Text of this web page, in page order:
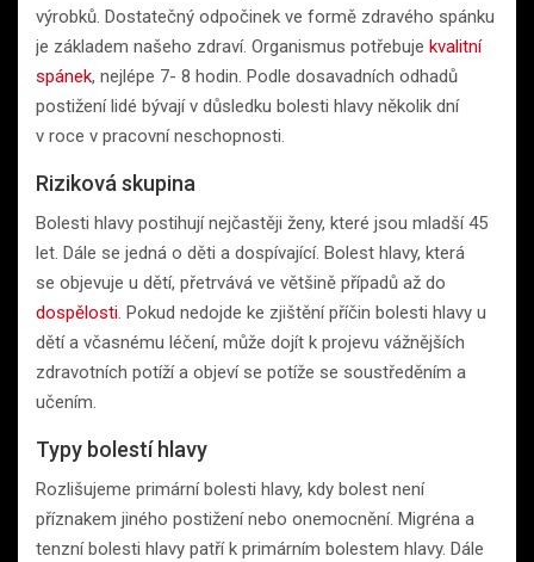
výrobků. Dostatečný odpočinek ve formě zdravého spánku
je základem našeho zdraví. Organismus potřebuje kvalitní
spánek, nejlépe 7- 8 hodin. Podle dosavadních odhadů
postižení lidé bývají v důsledku bolesti hlavy několik dní
v roce v pracovní neschopnosti.
Riziková skupina
Bolesti hlavy postihují nejčastěji ženy, které jsou mladší 45
let. Dále se jedná o děti a dospívající. Bolest hlavy, která
se objevuje u dětí, přetrvává ve většině případů až do
dospělosti. Pokud nedojde ke zjištění příčin bolesti hlavy u
dětí a včasnému léčení, může dojít k projevu vážnějších
zdravotních potíží a objeví se potíže se soustředěním a
učením.
Typy bolestí hlavy
Rozlišujeme primární bolesti hlavy, kdy bolest není
příznakem jiného postižení nebo onemocnění. Migréna a
tenzní bolesti hlavy patří k primárním bolestem hlavy. Dále